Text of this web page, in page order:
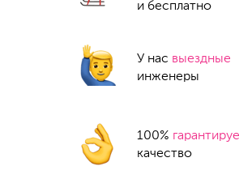
и бесплатно
У нас выездные
инженеры
100%
качество